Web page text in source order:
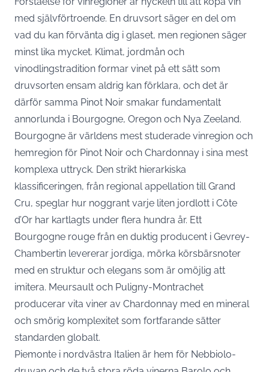
med självförtroende. En druvsort säger en del om
vad du kan förvänta dig i glaset, men regionen säger
minst lika mycket. Klimat, jordmån och
vinodlingstradition formar vinet på ett sätt som
druvsorten ensam aldrig kan förklara, och det är
därför samma Pinot Noir smakar fundamentalt
annorlunda i Bourgogne, Oregon och Nya Zeeland.
Bourgogne är världens mest studerade vinregion och
hemregion för Pinot Noir och Chardonnay i sina mest
komplexa uttryck. Den strikt hierarkiska
klassificeringen, från regional appellation till Grand
Cru, speglar hur noggrant varje liten jordlott i Côte
d’Or har kartlagts under flera hundra år. Ett
Bourgogne rouge från en duktig producent i Gevrey-
Chambertin levererar jordiga, mörka körsbärsnoter
med en struktur och elegans som är omöjlig att
imitera. Meursault och Puligny-Montrachet
producerar vita viner av Chardonnay med en mineral
och smörig komplexitet som fortfarande sätter
standarden globalt.
Piemonte i nordvästra Italien är hem för Nebbiolo-